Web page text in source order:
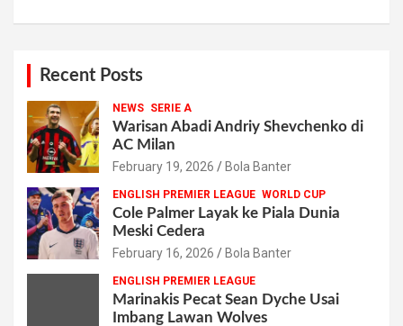
Recent Posts
NEWS SERIE A
Warisan Abadi Andriy Shevchenko di
AC Milan
February 19, 2026 Bola Banter
ENGLISH PREMIER LEAGUE WORLD CUP
Cole Palmer Layak ke Piala Dunia
Meski Cedera
February 16, 2026 Bola Banter
ENGLISH PREMIER LEAGUE
Marinakis Pecat Sean Dyche Usai
Imbang Lawan Wolves